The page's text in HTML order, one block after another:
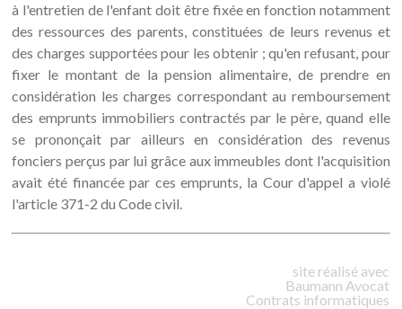
à l'entretien de l'enfant doit être fixée en fonction notamment
des ressources des parents, constituées de leurs revenus et
des charges supportées pour les obtenir ; qu'en refusant, pour
fixer le montant de la pension alimentaire, de prendre en
considération les charges correspondant au remboursement
des emprunts immobiliers contractés par le père, quand elle
se prononçait par ailleurs en considération des revenus
fonciers perçus par lui grâce aux immeubles dont l'acquisition
avait été financée par ces emprunts, la Cour d'appel a violé
l'article 371-2 du Code civil.
site réalisé avec
Baumann Avocat
Contrats informatiques